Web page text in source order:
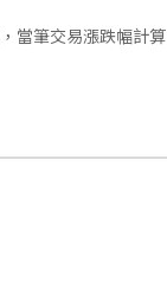
當筆交易漲跌幅計算